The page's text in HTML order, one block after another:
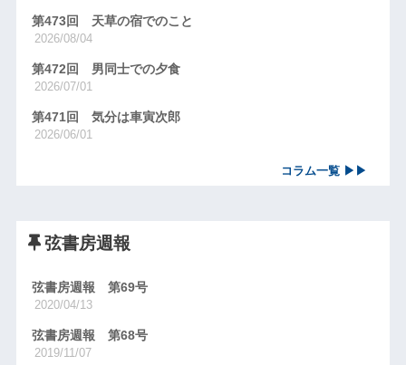
第473回 天草の宿でのこと
2026/08/04
第472回 男同士での夕食
2026/07/01
第471回 気分は車寅次郎
2026/06/01
コラム一覧 ▶▶
弦書房週報
弦書房週報 第69号
2020/04/13
弦書房週報 第68号
2019/11/07